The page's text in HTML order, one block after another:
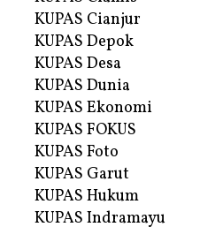
KUPAS Cianjur
KUPAS Depok
KUPAS Desa
KUPAS Dunia
KUPAS Ekonomi
KUPAS FOKUS
KUPAS Foto
KUPAS Garut
KUPAS Hukum
KUPAS Indramayu